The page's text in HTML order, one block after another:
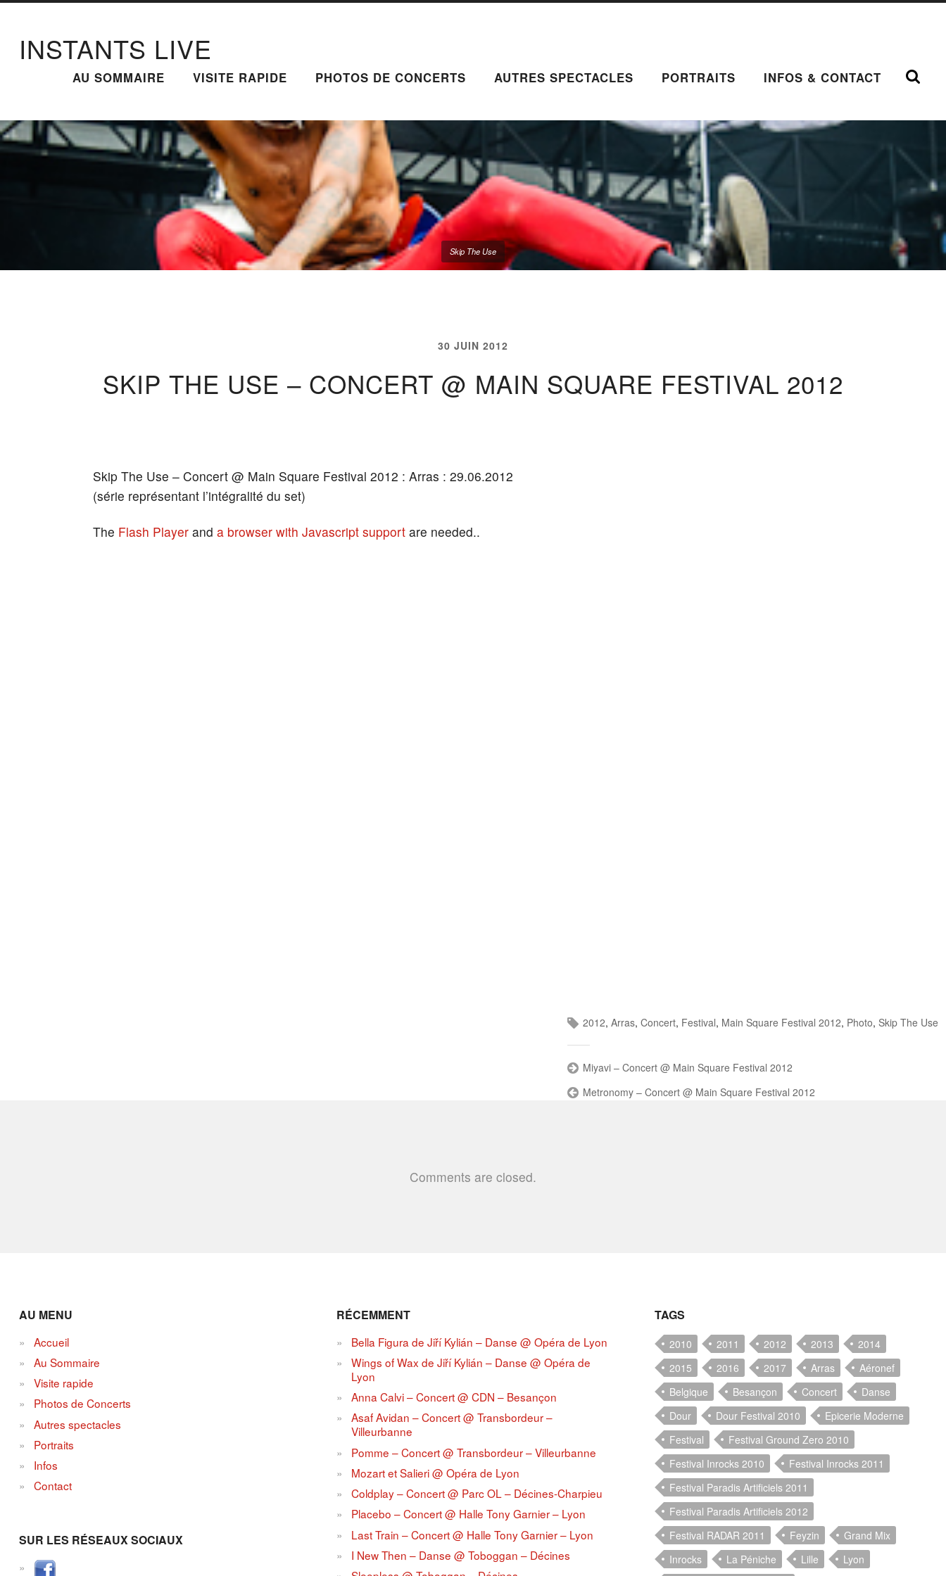
INSTANTS LIVE
AU SOMMAIRE VISITE RAPIDE PHOTOS DE CONCERTS AUTRES SPECTACLES PORTRAITS INFOS & CONTACT
Skip The Use
30 JUIN 2012
SKIP THE USE – CONCERT @ MAIN SQUARE FESTIVAL 2012
Skip The Use – Concert @ Main Square Festival 2012 : Arras : 29.06.2012
(série représentant l’intégralité du set)
The Flash Player and a browser with Javascript support are needed..
2012,Arras,Concert, Festival, Main Square Festival 2012, Photo,Skip The Use
Miyavi – Concert @ Main Square Festival 2012
Metronomy – Concert @ Main Square Festival 2012
Comments are closed.
AU MENU
Accueil
Au Sommaire
Visite rapide
Photos de Concerts
Autres spectacles
Portraits
Infos
Contact
SUR LES RÉSEAUX SOCIAUX
RÉCEMMENT
Bella Figura de Jiří Kylián – Danse @ Opéra de Lyon
Wings of Wax de Jiří Kylián – Danse @ Opéra de
Lyon
Anna Calvi – Concert @ CDN – Besançon
Asaf Avidan – Concert @ Transbordeur –
Villeurbanne
Pomme – Concert @ Transbordeur – Villeurbanne
Mozart et Salieri @ Opéra de Lyon
Coldplay – Concert @ Parc OL – Décines-Charpieu
Placebo – Concert @ Halle Tony Garnier – Lyon
Last Train – Concert @ Halle Tony Garnier – Lyon
I New Then – Danse @ Toboggan – Décines
TAGS
2010 2011 2012 2013
2014
2015
2016 2017 Arras
Aéronef
Belgique
Besançon Concert
Danse
Dour
Dour Festival 2010
Epicerie Moderne
Festival
Festival Ground Zero 2010
Festival Inrocks 2010
Festival Inrocks 2011
Festival Paradis Artificiels 2011
Festival Paradis Artificiels 2012
Festival RADAR 2011
Feyzin
Grand Mix
Inrocks
La Péniche Lille
Lyon